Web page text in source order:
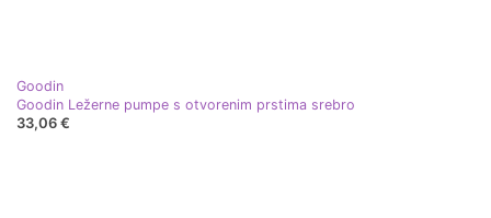
Goodin
Goodin Ležerne pumpe s otvorenim prstima srebro
33,06 €